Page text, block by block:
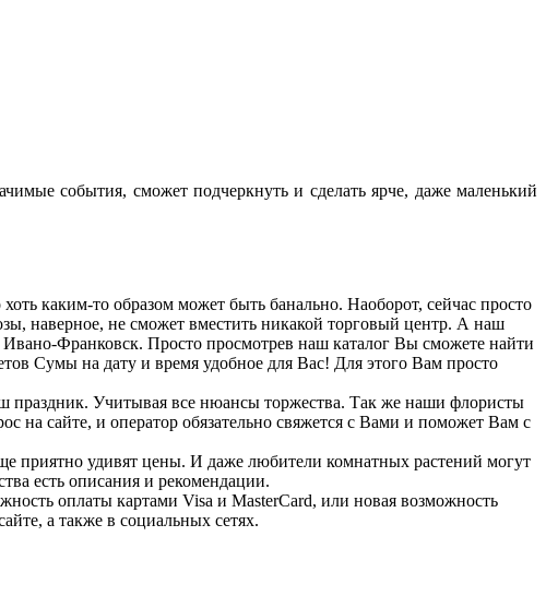
события, сможет подчеркнуть и сделать ярче, даже маленький
каким-то образом может быть банально. Наоборот, сейчас просто
наверное, не сможет вместить никакой торговый центр. А наш
Ивано-Франковск. Просто просмотрев наш каталог Вы сможете найти
Сумы на дату и время удобное для Вас! Для этого Вам просто
праздник. Учитывая все нюансы торжества. Так же наши флористы
на сайте, и оператор обязательно свяжется с Вами и поможет Вам с
приятно удивят цены. И даже любители комнатных растений могут
есть описания и рекомендации.
оплаты картами Visa и MasterCard, или новая возможность
а также в социальных сетях.